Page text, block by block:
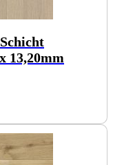
13,20mm